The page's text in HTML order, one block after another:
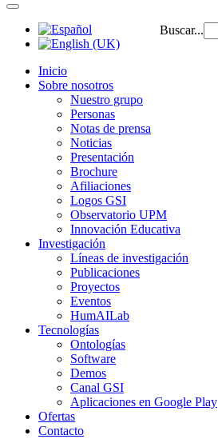
Buscar...
Inicio
Sobre nosotros
Nuestro grupo
Personas
Notas de prensa
Noticias
Presentación
Brochure
Afiliaciones
Logos GSI
Observatorio UPM
Innovación Educativa
Investigación
Líneas de investigación
Publicaciones
Proyectos
Eventos
HumAILab
Tecnologías
Ontologías
Software
Demos
Canal GSI
Aplicaciones en Google Play
Ofertas
Contacto